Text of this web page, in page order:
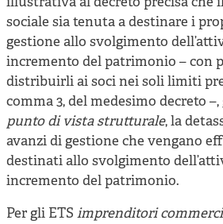
sociale sia tenuta a destinare i
gestione allo svolgimento
incremento del patrimonio – con
distribuirli ai soci nei soli limiti
comma 3, del medesimo decreto
punto di vista strutturale, la
avanzi di gestione che vengano
destinati allo svolgimento
incremento del patrimonio.
Per gli ETS imprenditori